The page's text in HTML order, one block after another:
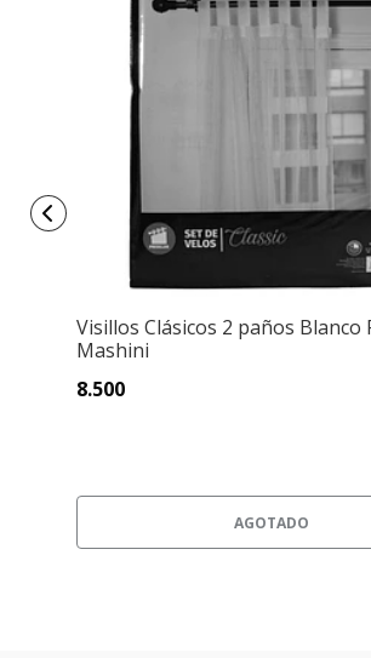
Visillos Clásicos 2 paños Blanco
Mashini
8.500
AGOTADO